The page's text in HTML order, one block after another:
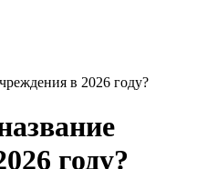
в 2026 году?
году?